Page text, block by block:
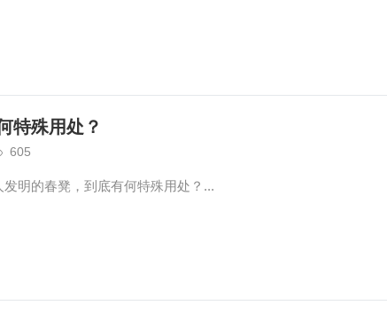
特殊用处？
605
发明的春凳，到底有何特殊用处？...